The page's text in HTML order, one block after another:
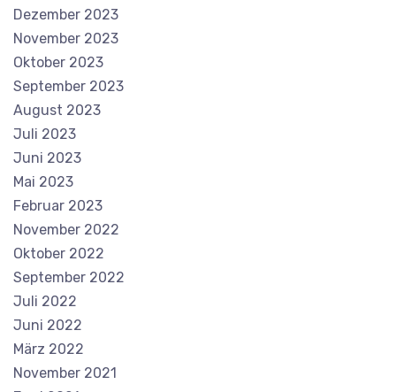
Dezember 2023
November 2023
Oktober 2023
September 2023
August 2023
Juli 2023
Juni 2023
Mai 2023
Februar 2023
November 2022
Oktober 2022
September 2022
Juli 2022
Juni 2022
März 2022
November 2021